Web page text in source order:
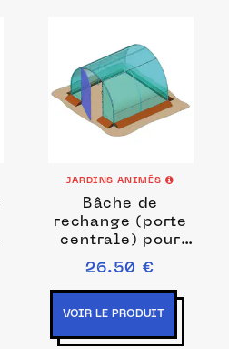
JARDINS ANIMÉS
Bâche de
rechange (porte
centrale) pour
serre tunnel 3m x
3m
26.50 €
VOIR LE PRODUIT